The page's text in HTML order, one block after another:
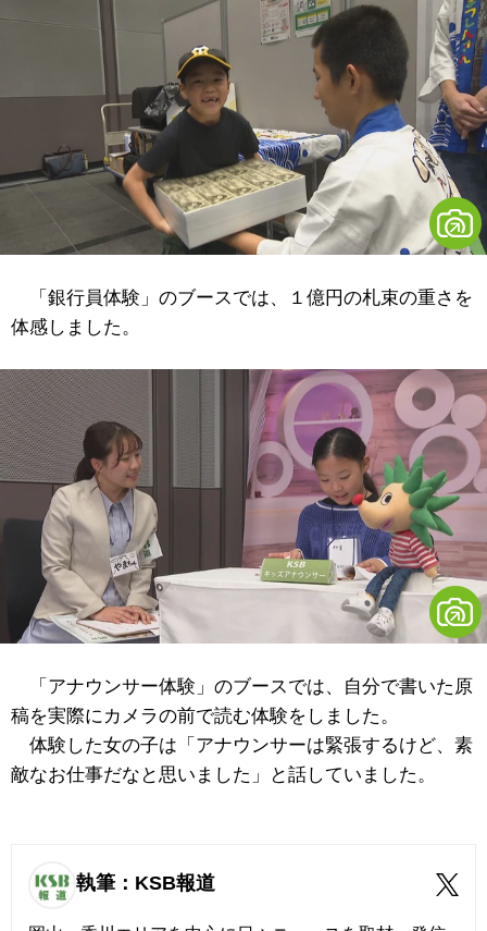
「銀行員体験」のブースでは、１億円の札束の重さを
体感しました。
「アナウンサー体験」のブースでは、自分で書いた原
稿を実際にカメラの前で読む体験をしました。
体験した女の子は「アナウンサーは緊張するけど、素
敵なお仕事だなと思いました」と話していました。
執筆：KSB報道